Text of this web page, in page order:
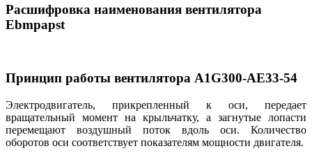
Расшифровка наименования вентилятора
Ebmpapst
Принцип работы вентилятора A1G300-AE33-54
Электродвигатель, прикрепленный к оси, передает
вращательный момент на крыльчатку, а загнутые лопасти
перемещают воздушный поток вдоль оси. Количество
оборотов оси соответствует показателям мощности двигателя.